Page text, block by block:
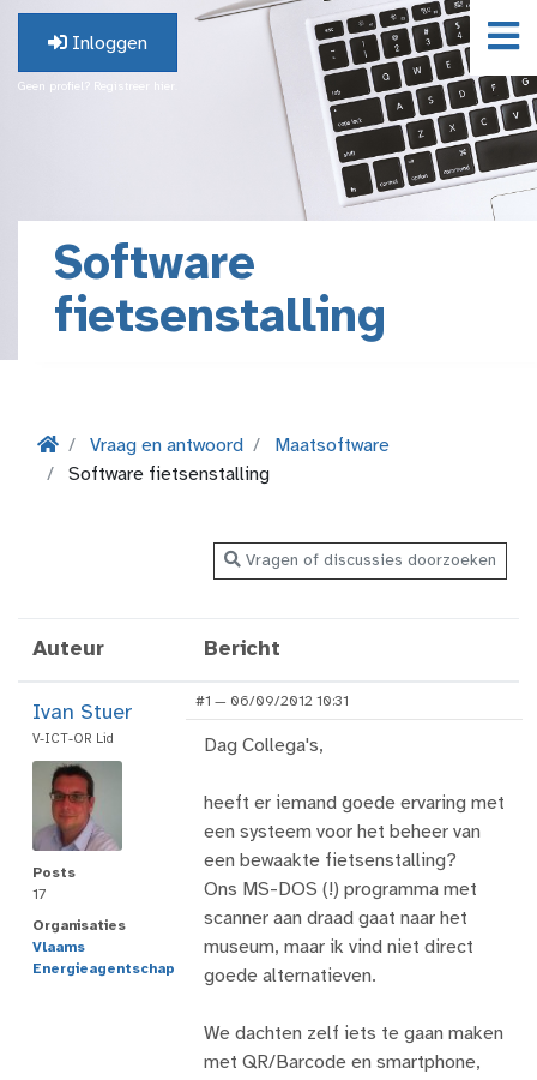
Inloggen
Geen profiel? Registreer hier.
Software
fietsenstalling
Vraag en antwoord
Maatsoftware
Software fietsenstalling
Vragen of discussies doorzoeken
Auteur Bericht
Ivan Stuer
V-ICT-OR Lid
Posts
17
Organisaties
Vlaams
Energieagentschap
#1 — 06/09/2012 10:31
Dag Collega's,
heeft er iemand goede ervaring met
een systeem voor het beheer van
een bewaakte fietsenstalling?
Ons MS-DOS (!) programma met
scanner aan draad gaat naar het
museum, maar ik vind niet direct
goede alternatieven.
We dachten zelf iets te gaan maken
met QR/Barcode en smartphone,